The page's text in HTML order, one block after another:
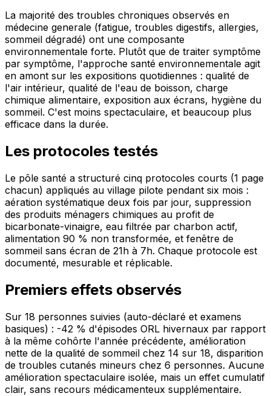
La majorité des troubles chroniques observés en
médecine generale (fatigue, troubles digestifs, allergies,
sommeil dégradé) ont une composante
environnementale forte. Plutôt que de traiter symptôme
par symptôme, l'approche santé environnementale agit
en amont sur les expositions quotidiennes : qualité de
l'air intérieur, qualité de l'eau de boisson, charge
chimique alimentaire, exposition aux écrans, hygiène du
sommeil. C'est moins spectaculaire, et beaucoup plus
efficace dans la durée.
Les protocoles testés
Le pôle santé a structuré cinq protocoles courts (1 page
chacun) appliqués au village pilote pendant six mois :
aération systématique deux fois par jour, suppression
des produits ménagers chimiques au profit de
bicarbonate-vinaigre, eau filtrée par charbon actif,
alimentation 90 % non transformée, et fenêtre de
sommeil sans écran de 21h à 7h. Chaque protocole est
documenté, mesurable et réplicable.
Premiers effets observés
Sur 18 personnes suivies (auto-déclaré et examens
basiques) : -42 % d'épisodes ORL hivernaux par rapport
à la même cohôrte l'année précédente, amélioration
nette de la qualité de sommeil chez 14 sur 18, disparition
de troubles cutanés mineurs chez 6 personnes. Aucune
amélioration spectaculaire isolée, mais un effet cumulatif
clair, sans recours médicamenteux supplémentaire.